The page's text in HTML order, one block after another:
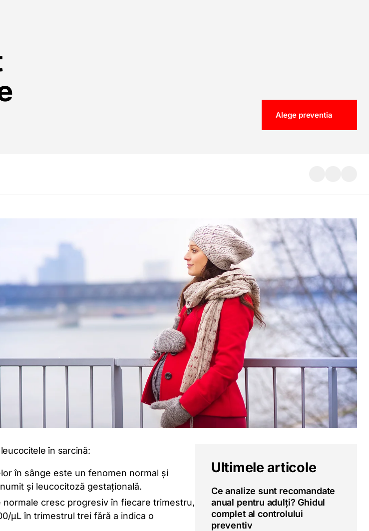
Alege preventia
în sarcină:
în sânge este un fenomen normal și
și leucocitoză gestațională.
normale cresc progresiv în fiecare trimestru,
µL în trimestrul trei fără a indica o
Ultimele articole
Ce analize sunt recomandate
anual pentru adulți? Ghidul
complet al controlului
preventiv